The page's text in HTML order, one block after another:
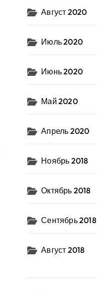
Август 2020
Июль 2020
Июнь 2020
Май 2020
Апрель 2020
Ноябрь 2018
Октябрь 2018
Сентябрь 2018
Август 2018